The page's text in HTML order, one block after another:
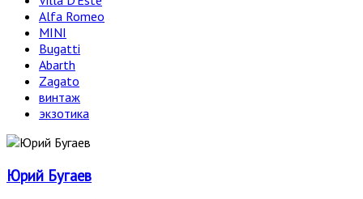
Alfa Romeo
MINI
Bugatti
Abarth
Zagato
винтаж
экзотика
Юрий Бугаев